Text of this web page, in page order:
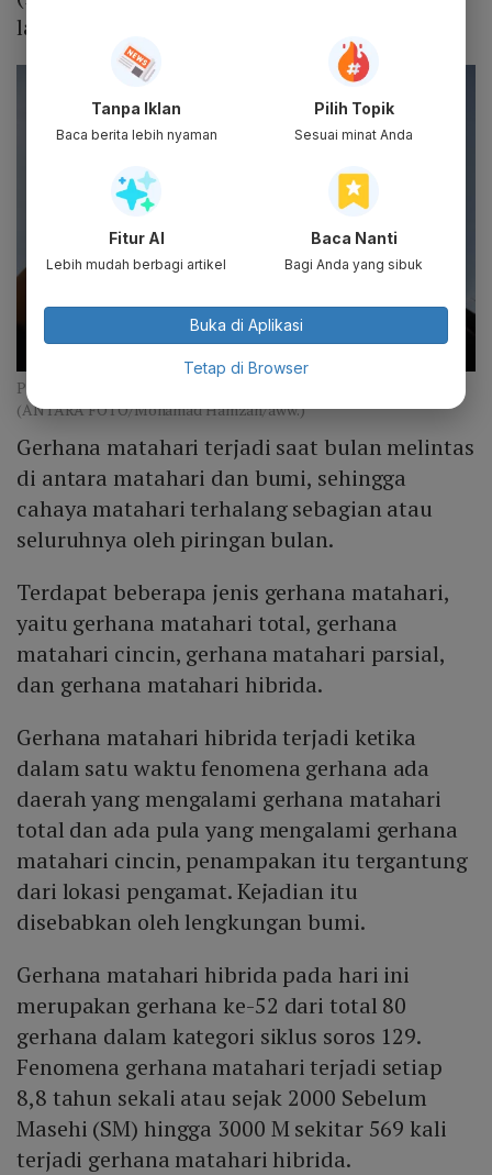
lalu.
PENGAMATAN FENOMENA GERHANA MATAHARI DI PALU
(ANTARA FOTO/Mohamad Hamzah/aww.)
Gerhana matahari terjadi saat bulan melintas
di antara matahari dan bumi, sehingga
cahaya matahari terhalang sebagian atau
seluruhnya oleh piringan bulan.
Terdapat beberapa jenis gerhana matahari,
yaitu gerhana matahari total, gerhana
matahari cincin, gerhana matahari parsial,
dan gerhana matahari hibrida.
Gerhana matahari hibrida terjadi ketika
dalam satu waktu fenomena gerhana ada
daerah yang mengalami gerhana matahari
total dan ada pula yang mengalami gerhana
matahari cincin, penampakan itu tergantung
dari lokasi pengamat. Kejadian itu
disebabkan oleh lengkungan bumi.
Gerhana matahari hibrida pada hari ini
merupakan gerhana ke-52 dari total 80
gerhana dalam kategori siklus soros 129.
Fenomena gerhana matahari terjadi setiap
8,8 tahun sekali atau sejak 2000 Sebelum
Masehi (SM) hingga 3000 M sekitar 569 kali
terjadi gerhana matahari hibrida.
Tanpa Iklan
Baca berita lebih nyaman
Pilih Topik
Sesuai minat Anda
Fitur AI
Lebih mudah berbagi artikel
Baca Nanti
Bagi Anda yang sibuk
Buka di Aplikasi
Tetap di Browser